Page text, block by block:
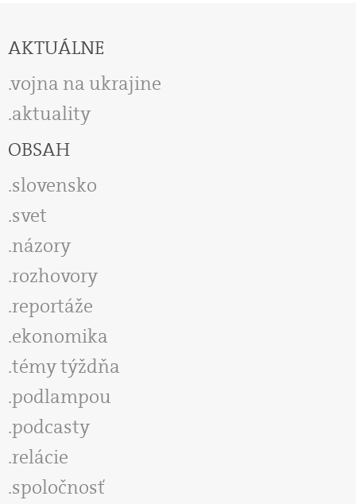
AKTUÁLNE
vojna na ukrajine
aktuality
OBSAH
slovensko
svet
názory
rozhovory
reportáže
ekonomika
témy týždňa
podlampou
podcasty
relácie
spoločnosť